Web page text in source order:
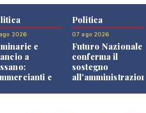
2026
e
a
e
Politica
07 ago 2026
Futuro Nazionale
conferma il
sostegno
all'amministrazione